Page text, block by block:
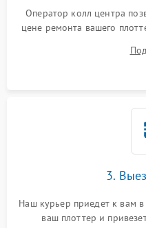
Оператор колл центра
цене ремонта вашего
3.
Наш курьер приедет к вам
ваш плоттер и